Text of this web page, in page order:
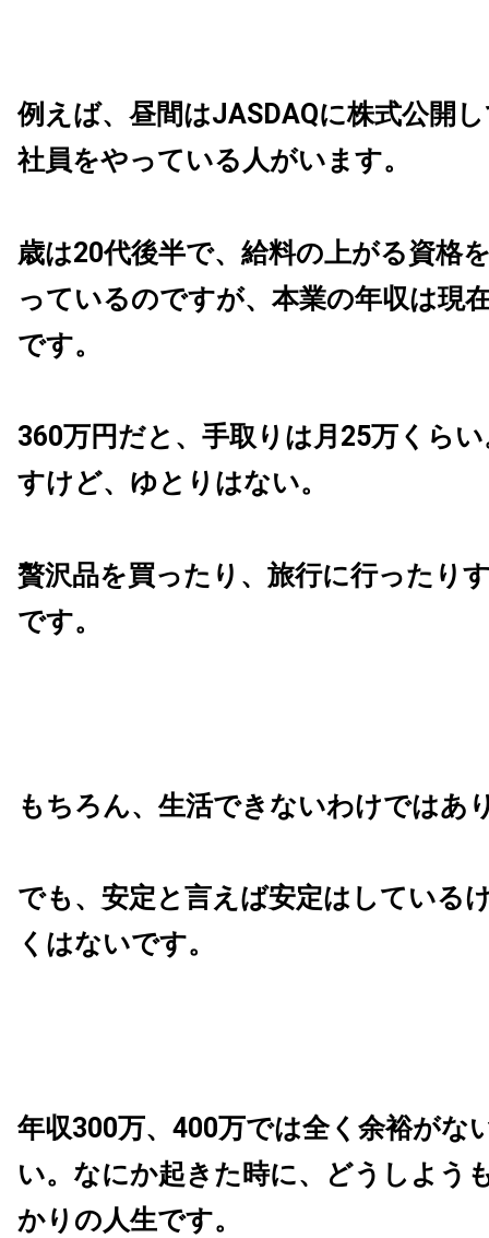
例えば、昼間はJASDAQに株式公開
社員をやっている人がいます。
歳は20代後半で、給料の上がる資格
っているのですが、本業の年収は現
です。
360万円だと、手取りは月25万くら
すけど、ゆとりはない。
贅沢品を買ったり、旅行に行ったり
です。
もちろん、生活できないわけではあ
でも、安定と言えば安定はしている
くはないです。
年収300万、400万では全く余裕がな
い。 なにか起きた時に、どうしよう
かりの人生です。